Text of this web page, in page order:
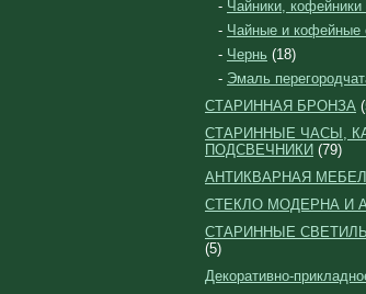
- Чайники,
- Чайные и кофейные
- Чернь (18)
- Эмаль
СТАРИННАЯ БРОНЗА
СТАРИННЫЕ ЧАСЫ,
ПОДСВЕЧНИКИ (79)
АНТИКВАРНАЯ
СТЕКЛО МОДЕРНА И
СТАРИННЫЕ
(5)
Декоративно-